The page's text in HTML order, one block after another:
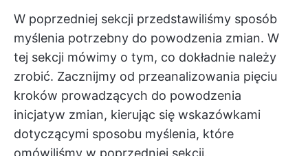
W poprzedniej sekcji przedstawiliśmy sposób
myślenia potrzebny do powodzenia zmian. W
tej sekcji mówimy o tym, co dokładnie należy
zrobić. Zacznijmy od przeanalizowania pięciu
kroków prowadzących do powodzenia
inicjatyw zmian, kierując się wskazówkami
dotyczącymi sposobu myślenia, które
omówiliśmy w poprzedniej sekcji.